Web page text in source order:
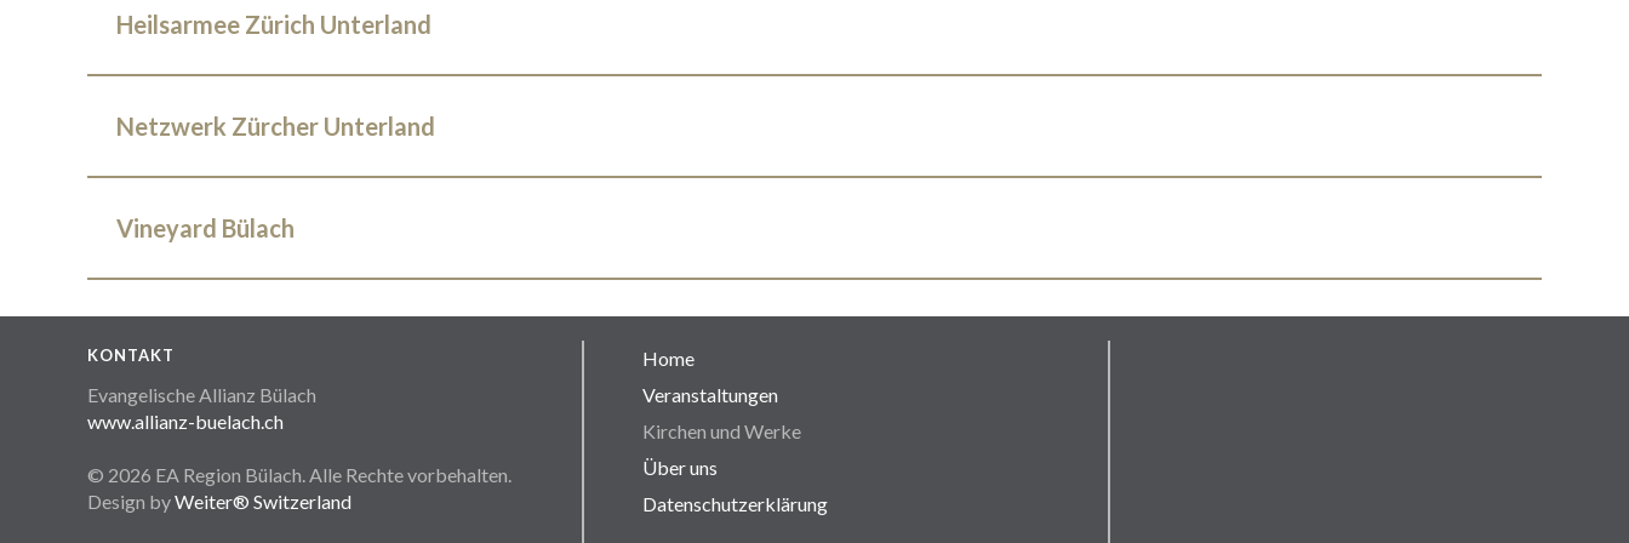
Heilsarmee Zürich Unterland
Netzwerk Zürcher Unterland
Vineyard Bülach
KONTAKT
Evangelische Allianz Bülach
www.allianz-buelach.ch
© 2026 EA Region Bülach. Alle Rechte vorbehalten.
Design byWeiter® Switzerland
Home
Veranstaltungen
Kirchen und Werke
Über uns
Datenschutzerklärung